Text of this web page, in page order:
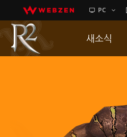
PC
새소식
이벤트
히스토리